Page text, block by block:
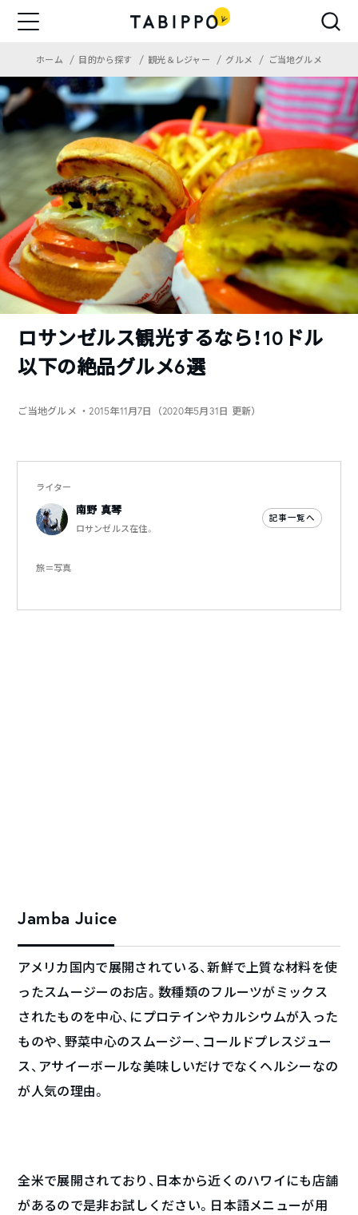
ホーム 目的から探す 観光＆レジャー グルメ ご当地グルメ
ロサンゼルス観光するなら！10ドル
以下の絶品グルメ6選
ご当地グルメ ・2015年11月7日（2020年5月31日 更新）
ライター
南野 真琴
ロサンゼルス在住。
記事一覧へ
旅＝写真
Jamba Juice
アメリカ国内で展開されている、新鮮で上質な材料を使
ったスムージーのお店。数種類のフルーツがミックス
されたものを中心、にプロテインやカルシウムが入った
ものや、野菜中心のスムージー、コールドプレスジュー
ス、アサイーボールな美味しいだけでなくヘルシーなの
が人気の理由。
全米で展開されており、日本から近くのハワイにも店舗
があるので是非お試しください。日本語メニューが用